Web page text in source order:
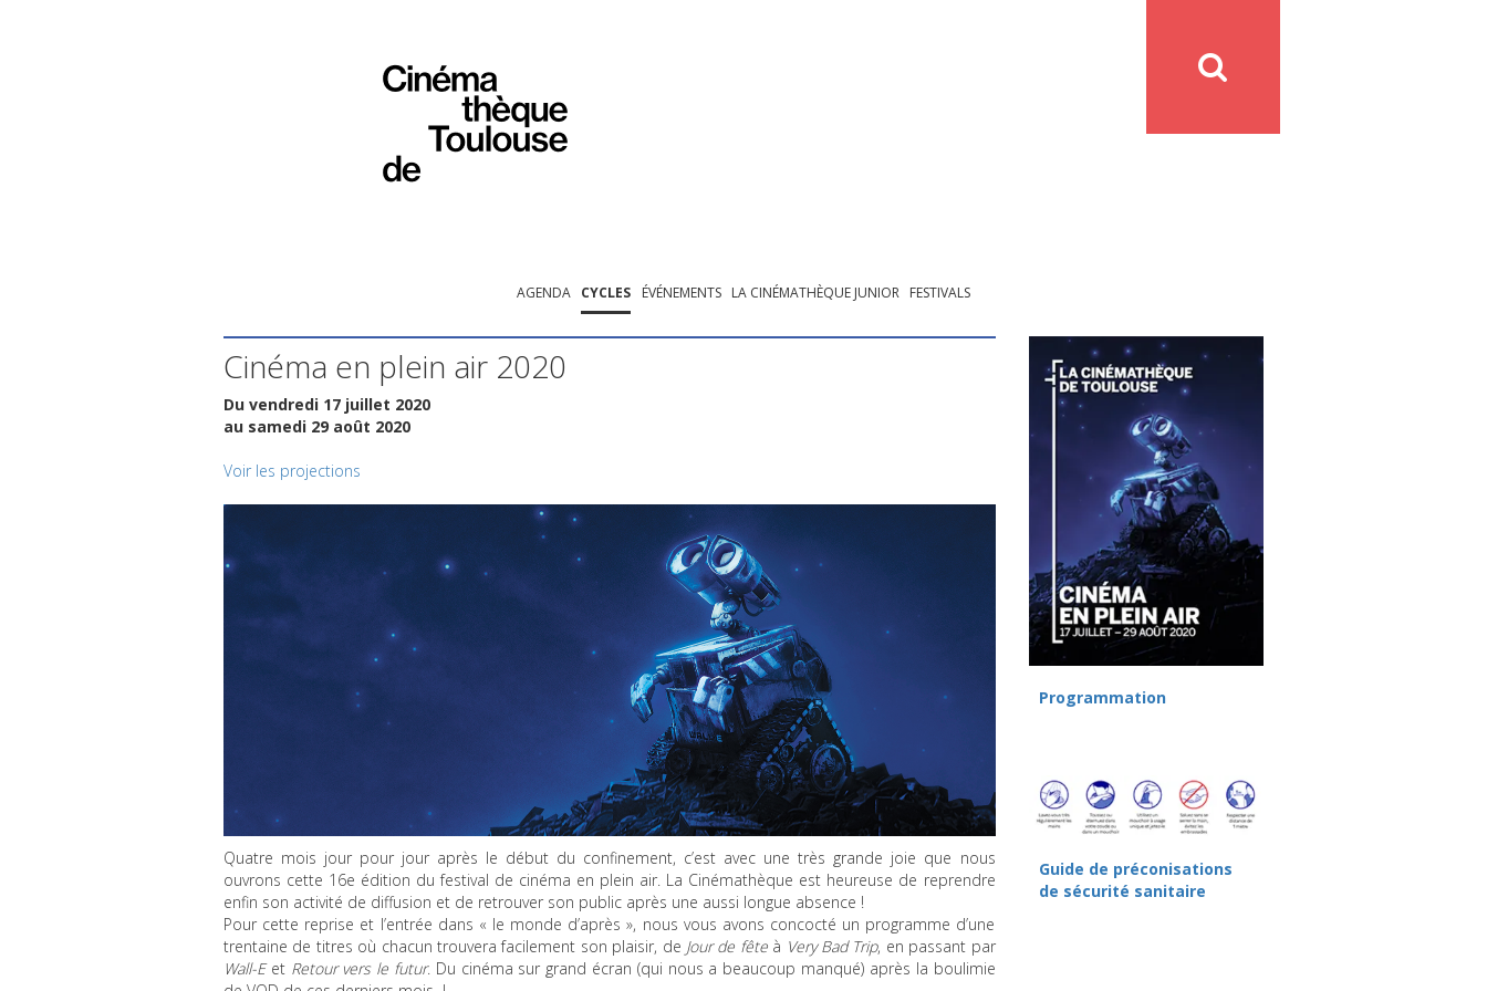
AGENDA CYCLES ÉVÉNEMENTS LA CINÉMATHÈQUE JUNIOR FESTIVALS
Cinéma en plein air 2020
Du vendredi 17 juillet 2020
au samedi 29 août 2020
Voir les projections
Quatre mois jour pour jour après le début du confinement, c’est avec une très grande joie que nous
ouvrons cette 16e édition du festival de cinéma en plein air. La Cinémathèque est heureuse de reprendre
enfin son activité de diffusion et de retrouver son public après une aussi longue absence !
Pour cette reprise et l’entrée dans « le monde d’après », nous vous avons concocté un programme d’une
trentaine de titres où chacun trouvera facilement son plaisir, de Jour de fêteà Very Bad Trip, en passant par
Wall-Eet Retour vers le futur. Du cinéma sur grand écran (qui nous a beaucoup manqué) après la boulimie
Programmation
Guide de préconisations
de sécurité sanitaire